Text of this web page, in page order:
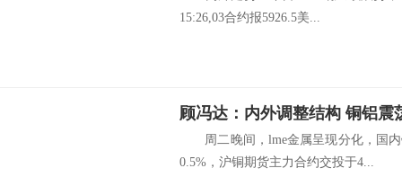
15:26,03合约报5926.5美...
顾冯达：内外调整结构 铜铝震
周二晚间，lme金属呈现分化，国内
0.5%，沪铜期货主力合约交投于4...